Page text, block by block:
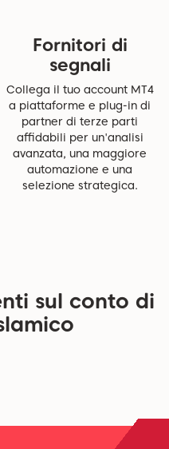
Fornitori di
segnali
Collega il tuo account MT4
a piattaforme e plug-in di
partner di terze parti
affidabili per un'analisi
avanzata, una maggiore
automazione e una
selezione strategica.
sul conto di